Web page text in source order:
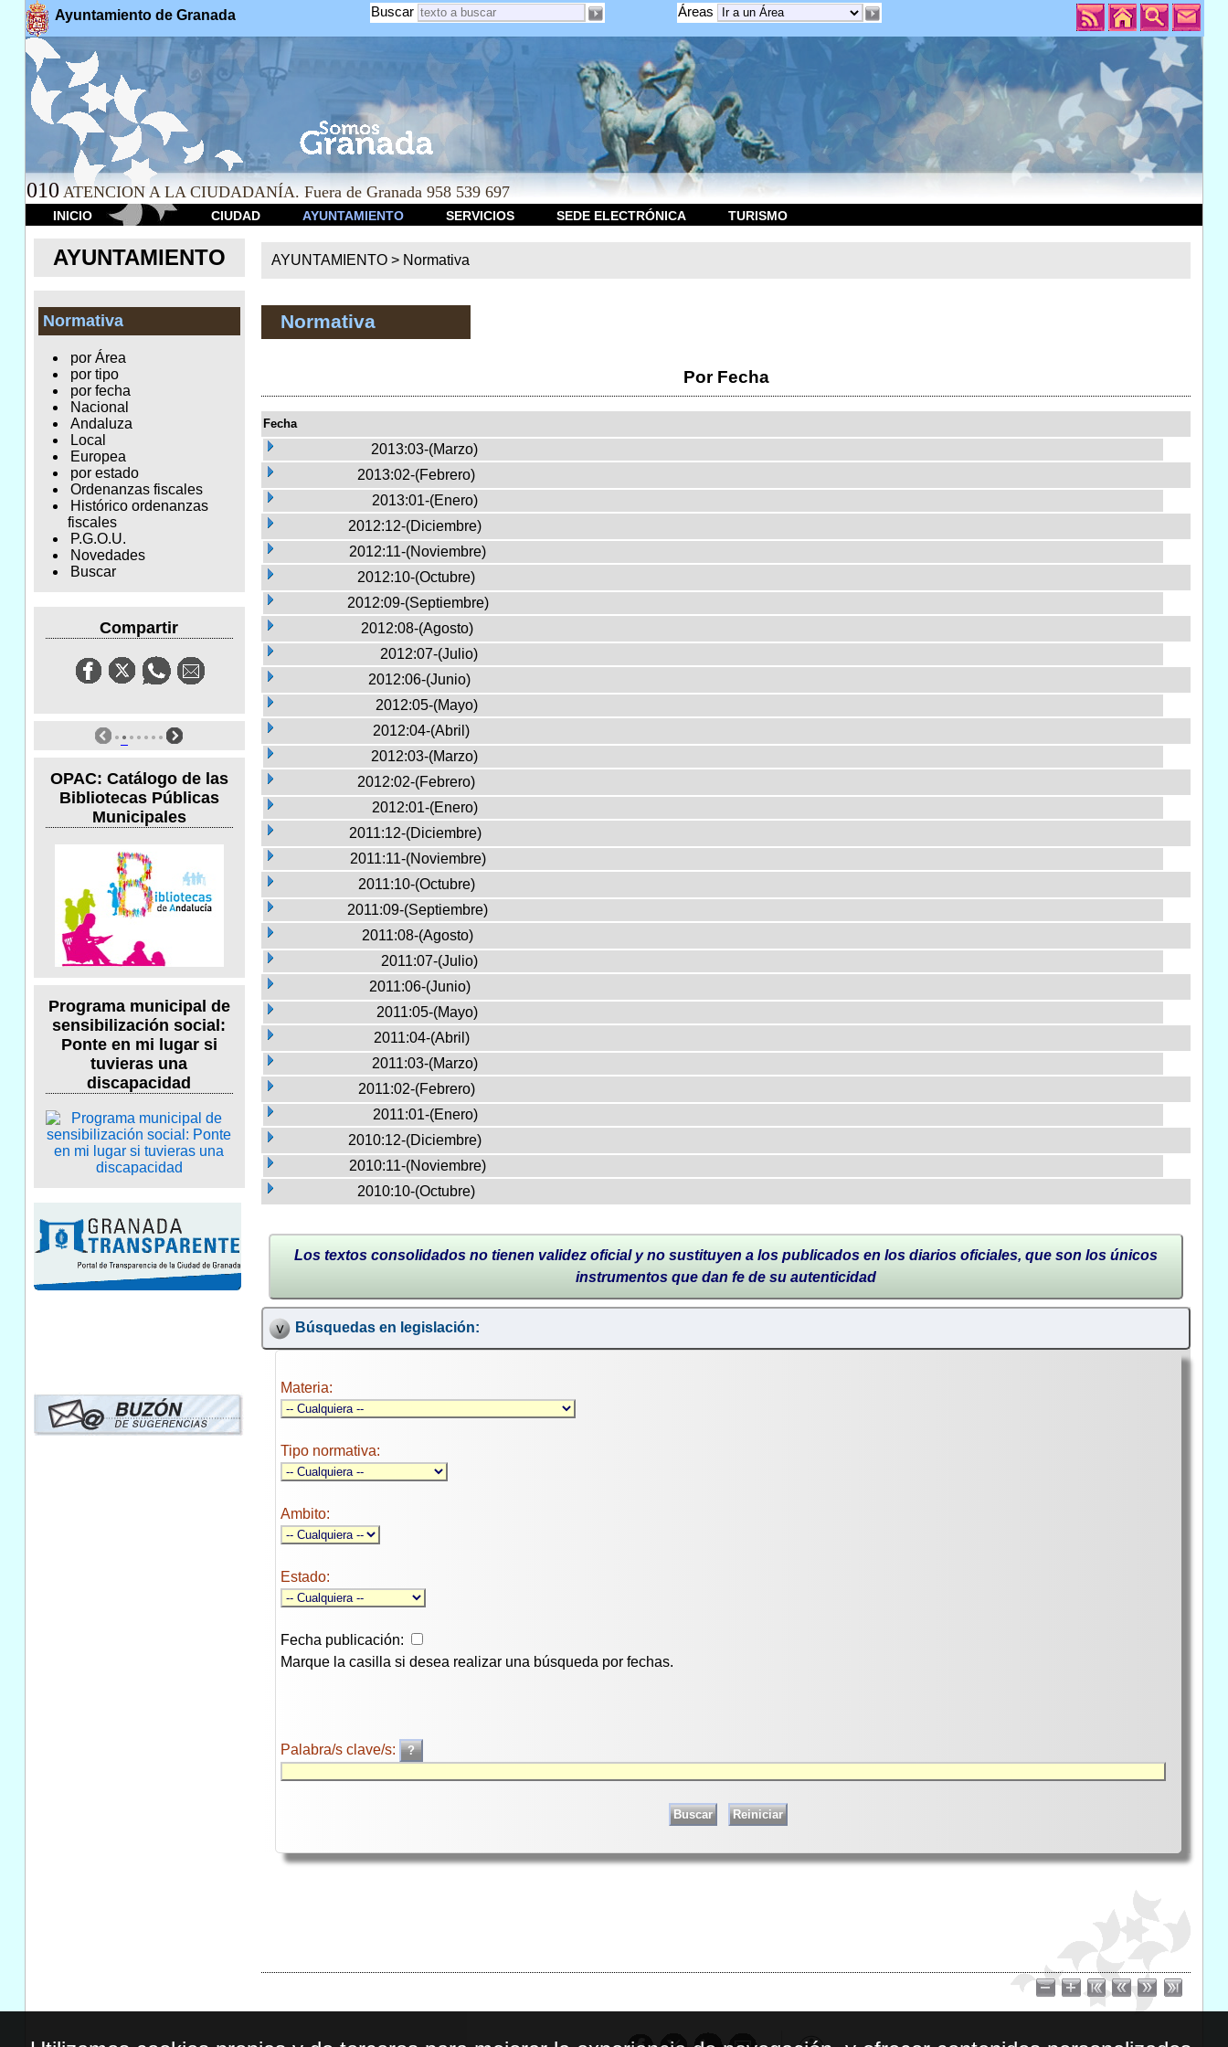
Ayuntamiento de Granada Áreas
Buscar
010 ATENCION A LA CIUDADANÍA. Fuera de Granada 958 539 697
INICIO CIUDAD AYUNTAMIENTO SERVICIOS SEDE ELECTRÓNICA TURISMO
AYUNTAMIENTO
Normativa
por Área
por tipo
por fecha
Nacional
Andaluza
Local
Europea
por estado
Ordenanzas fiscales
Histórico ordenanzas
fiscales
P.G.O.U.
Novedades
Buscar
Compartir
OPAC: Catálogo de las
Bibliotecas Públicas
Municipales
Programa municipal de
sensibilización social:
Ponte en mi lugar si
tuvieras una
discapacidad
AYUNTAMIENTO > Normativa
Normativa
Por Fecha
Fecha
2013:03-(Marzo)
2013:02-(Febrero)
2013:01-(Enero)
2012:12-(Diciembre)
2012:11-(Noviembre)
2012:10-(Octubre)
2012:09-(Septiembre)
2012:08-(Agosto)
2012:07-(Julio)
2012:06-(Junio)
2012:05-(Mayo)
2012:04-(Abril)
2012:03-(Marzo)
2012:02-(Febrero)
2012:01-(Enero)
2011:12-(Diciembre)
2011:11-(Noviembre)
2011:10-(Octubre)
2011:09-(Septiembre)
2011:08-(Agosto)
2011:07-(Julio)
2011:06-(Junio)
2011:05-(Mayo)
2011:04-(Abril)
2011:03-(Marzo)
2011:02-(Febrero)
2011:01-(Enero)
2010:12-(Diciembre)
2010:11-(Noviembre)
2010:10-(Octubre)
Los textos consolidados no tienen validez oficial y no sustituyen a los publicados en los diarios oficiales, que son los únicos
instrumentos que dan fe de su autenticidad
Búsquedas en legislación:
Materia:
Tipo normativa:
Ambito:
Estado:
Fecha publicación:
Marque la casilla si desea realizar una búsqueda por fechas.
Palabra/s clave/s: